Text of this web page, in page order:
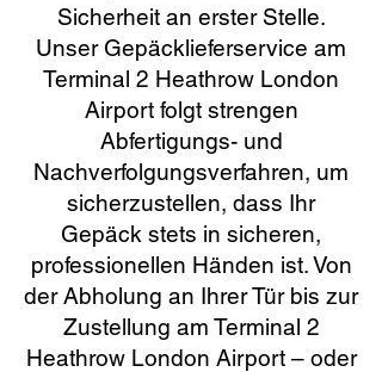
Sicherheit an erster Stelle.
Unser Gepäcklieferservice am
Terminal 2 Heathrow London
Airport folgt strengen
Abfertigungs- und
Nachverfolgungsverfahren, um
sicherzustellen, dass Ihr
Gepäck stets in sicheren,
professionellen Händen ist. Von
der Abholung an Ihrer Tür bis zur
Zustellung am Terminal 2
Heathrow London Airport – oder